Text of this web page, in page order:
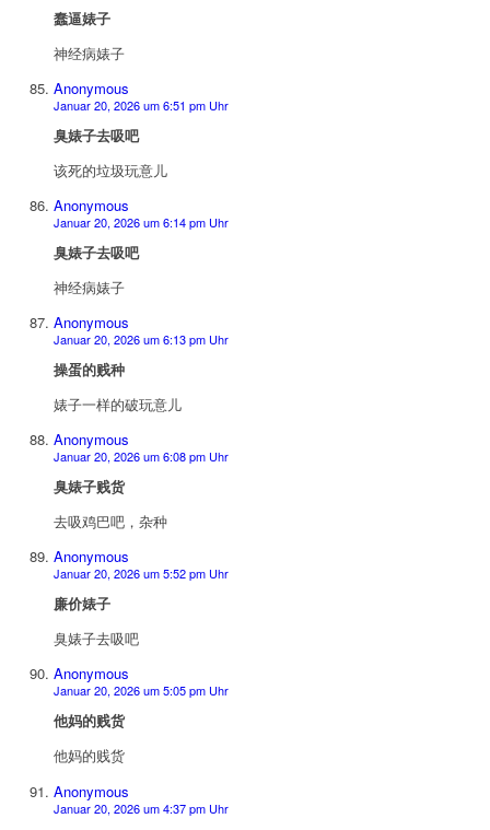
蠢逼婊子
神经病婊子
Anonymous
Januar 20, 2026 um 6:51 pm Uhr
臭婊子去吸吧
该死的垃圾玩意儿
Anonymous
Januar 20, 2026 um 6:14 pm Uhr
臭婊子去吸吧
神经病婊子
Anonymous
Januar 20, 2026 um 6:13 pm Uhr
操蛋的贱种
婊子一样的破玩意儿
Anonymous
Januar 20, 2026 um 6:08 pm Uhr
臭婊子贱货
去吸鸡巴吧，杂种
Anonymous
Januar 20, 2026 um 5:52 pm Uhr
廉价婊子
臭婊子去吸吧
Anonymous
Januar 20, 2026 um 5:05 pm Uhr
他妈的贱货
他妈的贱货
Anonymous
Januar 20, 2026 um 4:37 pm Uhr